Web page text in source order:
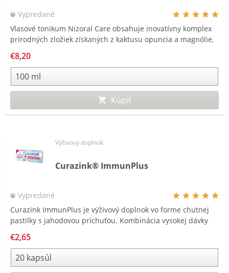
Vypredané
Vlasové tonikum Nizoral Care obsahuje inovatívny komplex
prírodných zložiek získaných z kaktusu opuncia a magnólie,
€8,20
Kúpiť
Výživový doplnok
Curazink® ImmunPlus
Vypredané
Curazink ImmunPlus je výživový doplnok vo forme chutnej
pastilky s jahodovou príchuťou. Kombinácia vysokej dávky
hodnotou vitamínu C. Curazink ImmunPlus týmto
predstavuje hodnotný doplnok k vašej každodennej výžive.
€2,65